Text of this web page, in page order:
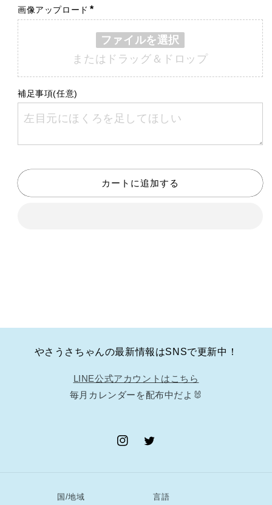
ル
を
減
す
ル
の
増
す
画像アップロード *
ファイルを選択
またはドラッグ＆ドロップ
補足事項(任意)
カートに追加する
やさうさちゃんの最新情報はSNSで更新中！
LINE公式アカウントはこちら
毎月カレンダーを配布中だよ🐰
InstagramTwitter
国/地域 言語